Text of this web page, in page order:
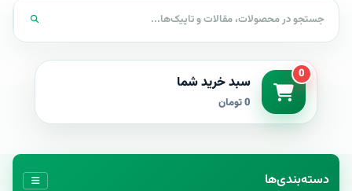
0 سبد خرید شما
0 تومان
دسته‌بندی‌ها